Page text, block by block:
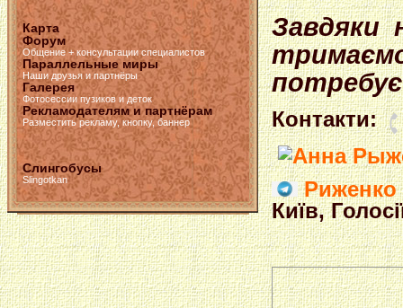
Карта
Форум
Общение + консультации специалистов
Параллельные миры
Наши друзья и партнёры
Галерея
Фотосессии пузиков и деток
Рекламодателям и партнёрам
Разместить рекламу, кнопку, баннер
Слингобусы
Slingotkan
Завдяки
Контакти:
Риженко
Київ,